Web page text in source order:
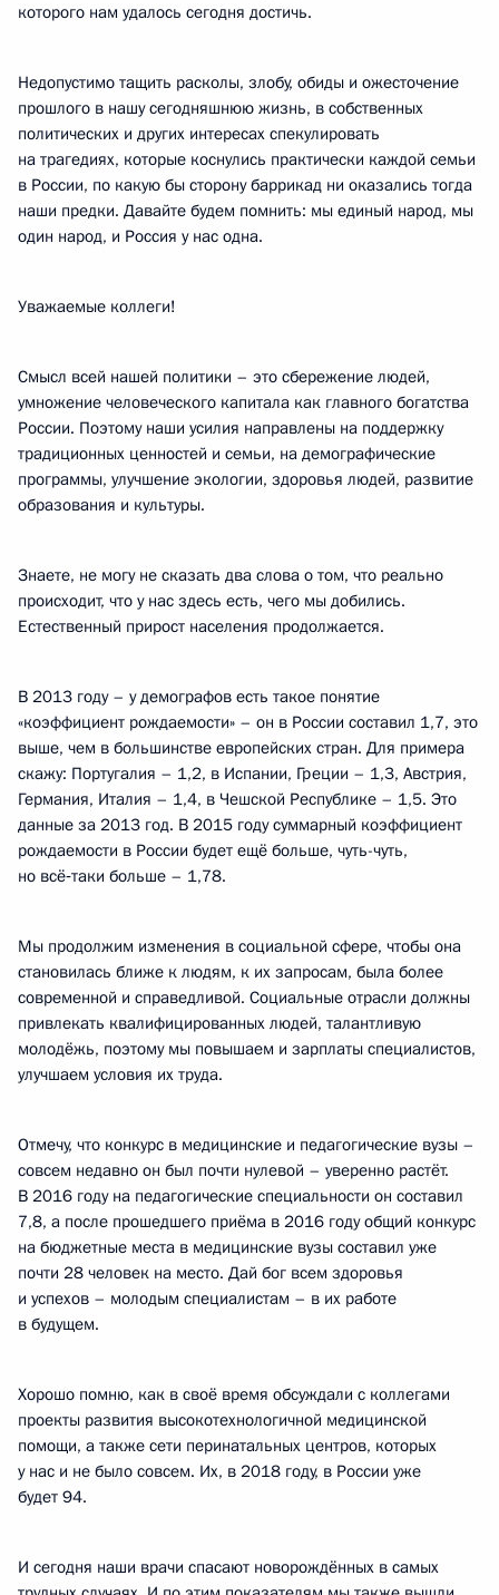
которого нам удалось сегодня достичь.
Недопустимо тащить расколы, злобу, обиды и ожесточение
прошлого в нашу сегодняшнюю жизнь, в собственных
политических и других интересах спекулировать
на трагедиях, которые коснулись практически каждой семьи
в России, по какую бы сторону баррикад ни оказались тогда
наши предки. Давайте будем помнить: мы единый народ, мы
один народ, и Россия у нас одна.
Уважаемые коллеги!
Смысл всей нашей политики – это сбережение людей,
умножение человеческого капитала как главного богатства
России. Поэтому наши усилия направлены на поддержку
традиционных ценностей и семьи, на демографические
программы, улучшение экологии, здоровья людей, развитие
образования и культуры.
Знаете, не могу не сказать два слова о том, что реально
происходит, что у нас здесь есть, чего мы добились.
Естественный прирост населения продолжается.
В 2013 году – у демографов есть такое понятие
«коэффициент рождаемости» – он в России составил 1,7, это
выше, чем в большинстве европейских стран. Для примера
скажу: Португалия – 1,2, в Испании, Греции – 1,3, Австрия,
Германия, Италия – 1,4, в Чешской Республике – 1,5. Это
данные за 2013 год. В 2015 году суммарный коэффициент
рождаемости в России будет ещё больше, чуть-чуть,
но всё‑таки больше – 1,78.
Мы продолжим изменения в социальной сфере, чтобы она
становилась ближе к людям, к их запросам, была более
современной и справедливой. Социальные отрасли должны
привлекать квалифицированных людей, талантливую
молодёжь, поэтому мы повышаем и зарплаты специалистов,
улучшаем условия их труда.
Отмечу, что конкурс в медицинские и педагогические вузы –
совсем недавно он был почти нулевой – уверенно растёт.
В 2016 году на педагогические специальности он составил
7,8, а после прошедшего приёма в 2016 году общий конкурс
на бюджетные места в медицинские вузы составил уже
почти 28 человек на место. Дай бог всем здоровья
и успехов – молодым специалистам – в их работе
в будущем.
Хорошо помню, как в своё время обсуждали с коллегами
проекты развития высокотехнологичной медицинской
помощи, а также сети перинатальных центров, которых
у нас и не было совсем. Их, в 2018 году, в России уже
будет 94.
И сегодня наши врачи спасают новорождённых в самых